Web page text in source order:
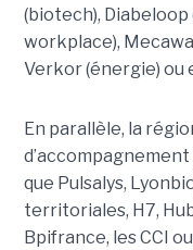
(biotech), Diabeloop
workplace),
Verkor (énergie) ou
En parallèle, la
que Pulsalys,
territoriales, H7,
Bpifrance, les CCI